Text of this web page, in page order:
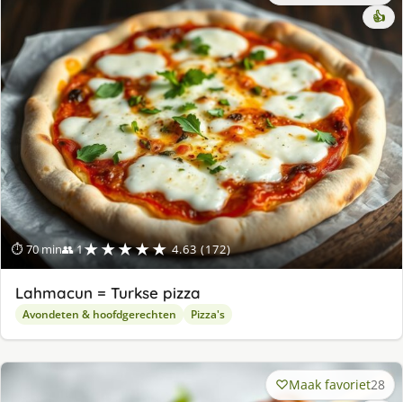
⏱ 70 min👥 1★★★★★ 4.63 (172)
👍
Lahmacun = Turkse pizza
Avondeten & hoofdgerechten Pizza's
Maak favoriet28